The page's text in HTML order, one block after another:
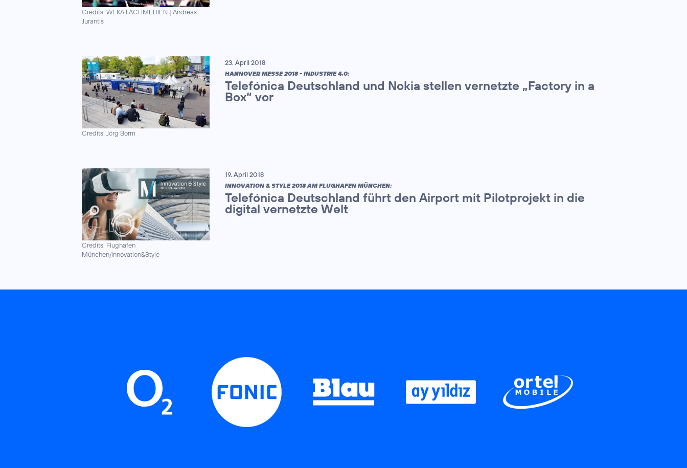
Credits: WEKA FACHMEDIEN | Andreas
Jurantis
Credits: Jörg Borm
23. April 2018
HANNOVER MESSE 2018 - INDUSTRIE 4.0:
Telefónica Deutschland und Nokia stellen vernetzte „Factory in a
Box“ vor
Credits: Flughafen
München/Innovation&Style
19. April 2018
INNOVATION & STYLE 2018 AM FLUGHAFEN MÜNCHEN:
Telefónica Deutschland führt den Airport mit Pilotprojekt in die
digital vernetzte Welt